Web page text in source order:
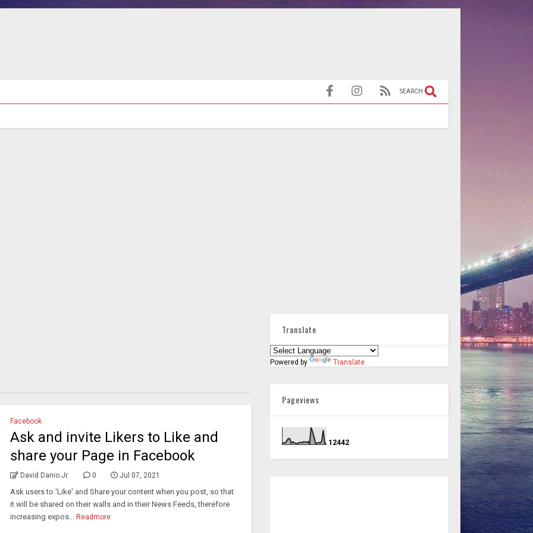
SEARCH
Facebook
Ask and invite Likers to Like and
share your Page in Facebook
David Danio Jr. 0 Jul 07, 2021
Ask users to 'Like' and Share your content when you post, so that
it will be shared on their walls and in their News Feeds, therefore
increasing expos...
Readmore
Translate
Powered by Translate
Pageviews
1 2442